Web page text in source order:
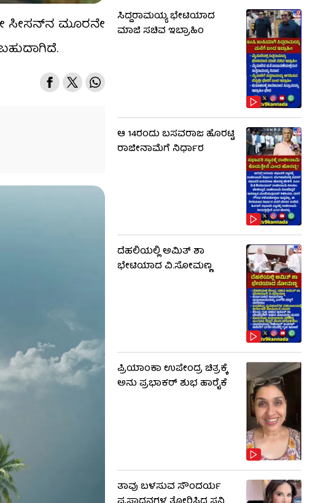
ಸೀಸನ್​​ನ ಮೂರನೇ
ಸಿದ್ದರಾಮಯ್ಯ ಭೇಟಿಯಾದ
ಮಾಜಿ ಸಚಿವ ಇಬ್ರಾಹಿಂ
ಆ 14ರಂದು ಬಸವರಾಜ ಹೊರಟ್ಟಿ
ರಾಜೀನಾಮೆಗೆ ನಿರ್ಧಾರ
ದೆಹಲಿಯಲ್ಲಿ ಅಮಿತ್ ಶಾ
ಭೇಟಿಯಾದ ವಿ.ಸೋಮಣ್ಣ
ಪ್ರಿಯಾಂಕಾ ಉಪೇಂದ್ರ ಚಿತ್ರಕ್ಕೆ
ಅನು ಪ್ರಭಾಕರ್ ಶುಭ ಹಾರೈಕೆ
ತಾವು ಬಳಸುವ ಸೌಂದರ್ಯ